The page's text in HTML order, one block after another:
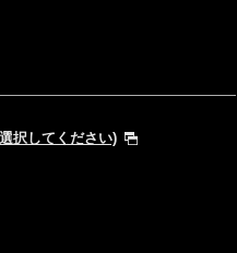
択してください)